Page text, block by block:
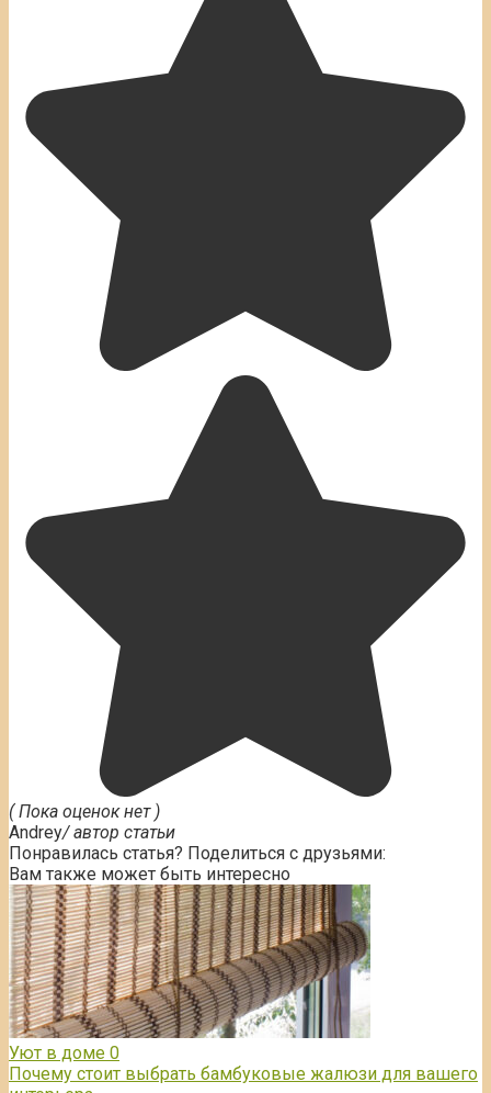
( Пока оценок нет )
Andrey/ автор статьи
Понравилась статья? Поделиться с друзьями:
Вам также может быть интересно
Уют в доме 0
Почему стоит выбрать бамбуковые жалюзи для вашего